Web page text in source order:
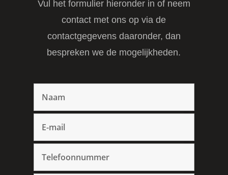
Vul het formulier hieronder in of neem
contact met ons op via de
contactgegevens daaronder, dan
bespreken we de mogelijkheden.